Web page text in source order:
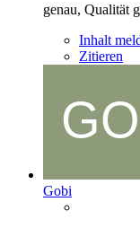
genau, Qualität
Inhalt
Zitieren
Gobi